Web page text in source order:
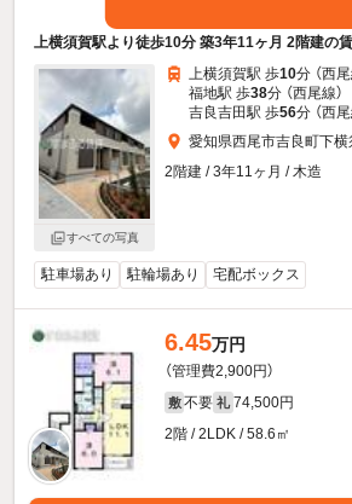
上横須賀駅より徒歩10分 築3年11ヶ月 2階建の
すべての写真
上横須賀駅 歩10分 （西尾
福地駅 歩38分 （西尾線）
吉良吉田駅 歩56分 （西
愛知県西尾市吉良町下横
2階建 / 3年11ヶ月 / 木造
駐車場あり 駐輪場あり 宅配ボックス
6.45万円
（管理費2,900円）
敷 不要 礼 74,500円
2階 / 2LDK / 58.6㎡